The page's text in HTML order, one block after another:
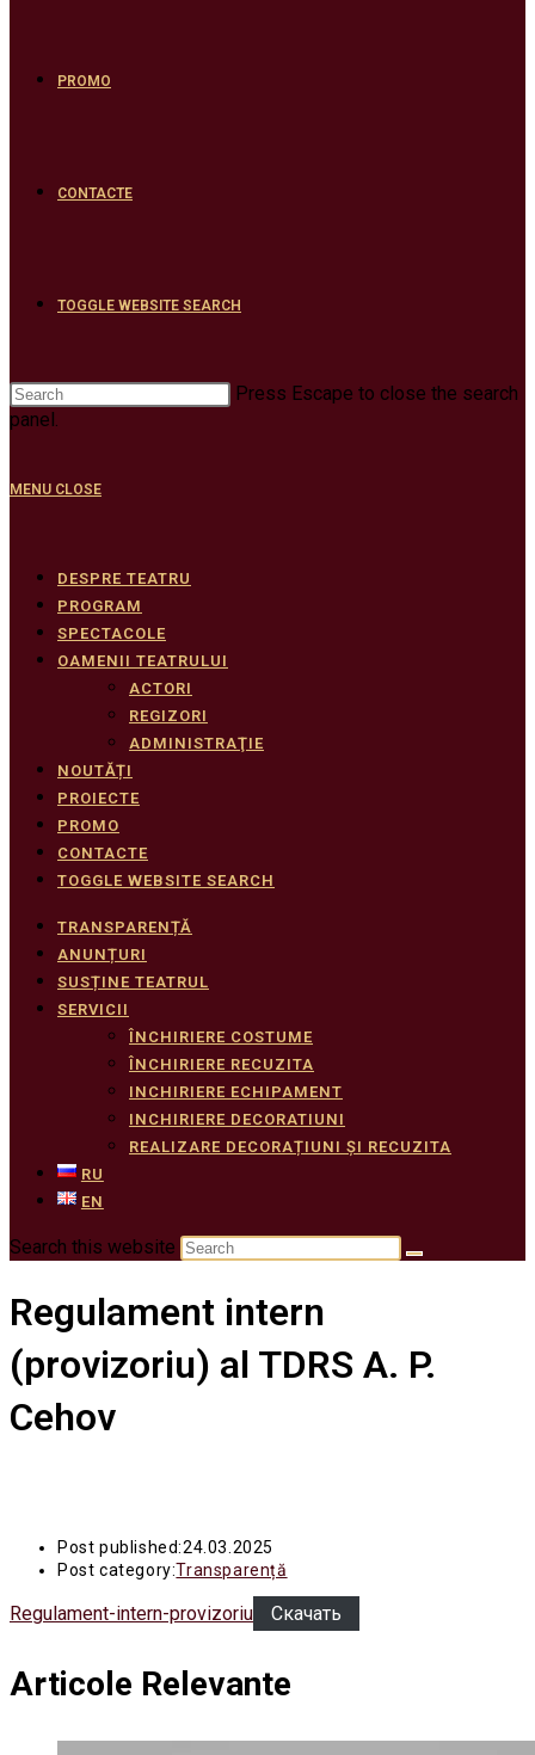
PROMO
CONTACTE
TOGGLE WEBSITE SEARCH
Press Escape to close the search
panel.
MENU CLOSE
DESPRE TEATRU
PROGRAM
SPECTACOLE
OAMENII TEATRULUI
ACTORI
REGIZORI
ADMINISTRAŢIE
NOUTĂȚI
PROIECTE
PROMO
CONTACTE
TOGGLE WEBSITE SEARCH
TRANSPARENȚĂ
ANUNȚURI
SUSȚINE TEATRUL
SERVICII
ÎNCHIRIERE COSTUME
ÎNCHIRIERE RECUZITA
INCHIRIERE ECHIPAMENT
INCHIRIERE DECORATIUNI
REALIZARE DECORAȚIUNI ȘI RECUZITA
RU
EN
Search this website
Regulament intern
(provizoriu) al TDRS A. P.
Cehov
Post published:24.03.2025
Post category:Transparență
Regulament-intern-provizoriu Скачать
Articole Relevante